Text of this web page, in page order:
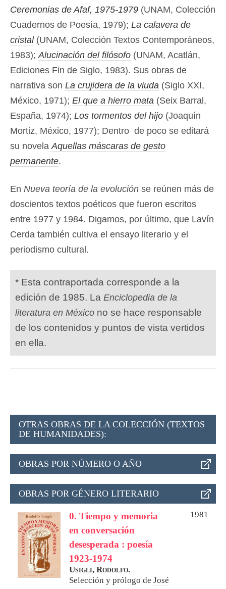
Ceremonias de Afaf, 1975-1979 (UNAM, Colección
Cuadernos de Poesía, 1979); La calavera de
cristal(UNAM, Colección Textos Contemporáneos,
1983); Alucinación del filósofo (UNAM, Acatlán,
Ediciones Fin de Siglo, 1983). Sus obras de
narrativa son La crujidera de la viuda (Siglo XXI,
México, 1971); El que a hierro mata (Seix Barral,
España, 1974); Los tormentos del hijo (Joaquín
Mortiz, México, 1977); Dentro de poco se editará
su novela Aquellas máscaras de gesto
permanente.
En Nueva teoría de la evolución se reúnen más de
doscientos textos poéticos que fueron escritos
entre 1977 y 1984. Digamos, por último, que Lavín
Cerda también cultiva el ensayo literario y el
periodismo cultural.
* Esta contraportada corresponde a la
edición de 1985. La Enciclopedia de la
literatura en México no se hace responsable
de los contenidos y puntos de vista vertidos
en ella.
OTRAS OBRAS DE LA COLECCIÓN (TEXTOS
DE HUMANIDADES):
OBRAS POR NÚMERO O AÑO
OBRAS POR GÉNERO LITERARIO
0. Tiempo y memoria
en conversación
desesperada : poesía
1923-1974
1981
Usigli, Rodolfo.
Selección y prólogo de José